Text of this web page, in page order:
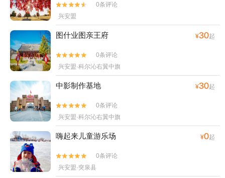


0条评论
兴安盟
图什业图亲王府 ¥30起


0条评论
兴安盟·科尔沁右翼中旗
中影制作基地 ¥30起


0条评论
兴安盟·科尔沁右翼中旗
嗨起来儿童游乐场 ¥0起


0条评论
兴安盟·突泉县